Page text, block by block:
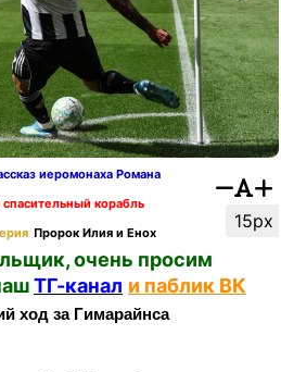
15px
иеромонаха Романа
корабль
Пророк Илия и Енох
очень просим
ТГ-канал и паблик ВК
ход за Гимарайнса